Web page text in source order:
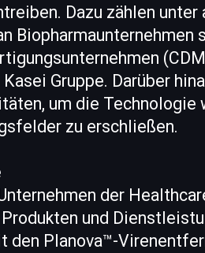
Dazu zählen unter
Biopharmaunternehmen
Gruppe. Darüber
um die
zu erschließen.
der
und
den Planova™-